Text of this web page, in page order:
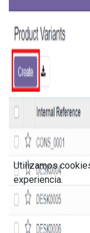
Utilizamos
experiencia.